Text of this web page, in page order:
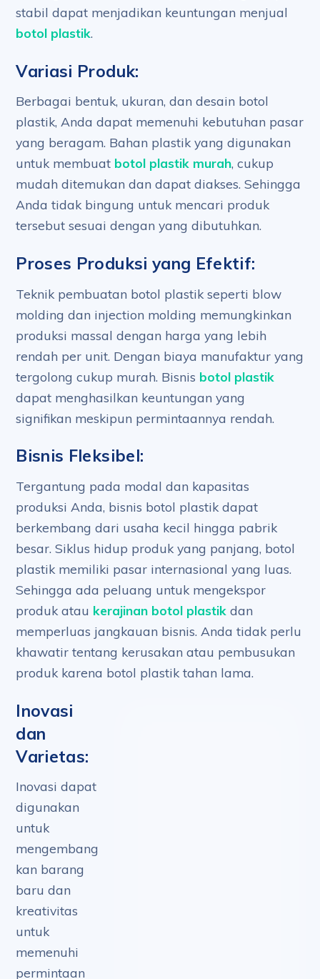
stabil dapat menjadikan keuntungan menjual
botol plastik.
Variasi Produk:
Berbagai bentuk, ukuran, dan desain botol
plastik, Anda dapat memenuhi kebutuhan pasar
yang beragam. Bahan plastik yang digunakan
untuk membuat botol plastik murah, cukup
mudah ditemukan dan dapat diakses. Sehingga
Anda tidak bingung untuk mencari produk
tersebut sesuai dengan yang dibutuhkan.
Proses Produksi yang Efektif:
Teknik pembuatan botol plastik seperti blow
molding dan injection molding memungkinkan
produksi massal dengan harga yang lebih
rendah per unit. Dengan biaya manufaktur yang
tergolong cukup murah. Bisnis botol plastik
dapat menghasilkan keuntungan yang
signifikan meskipun permintaannya rendah.
Bisnis Fleksibel:
Tergantung pada modal dan kapasitas
produksi Anda, bisnis botol plastik dapat
berkembang dari usaha kecil hingga pabrik
besar. Siklus hidup produk yang panjang, botol
plastik memiliki pasar internasional yang luas.
Sehingga ada peluang untuk mengekspor
produk atau kerajinan botol plastik dan
memperluas jangkauan bisnis. Anda tidak perlu
khawatir tentang kerusakan atau pembusukan
produk karena botol plastik tahan lama.
Inovasi
dan
Varietas:
Inovasi dapat
digunakan
untuk
mengembang
kan barang
baru dan
kreativitas
untuk
memenuhi
permintaan